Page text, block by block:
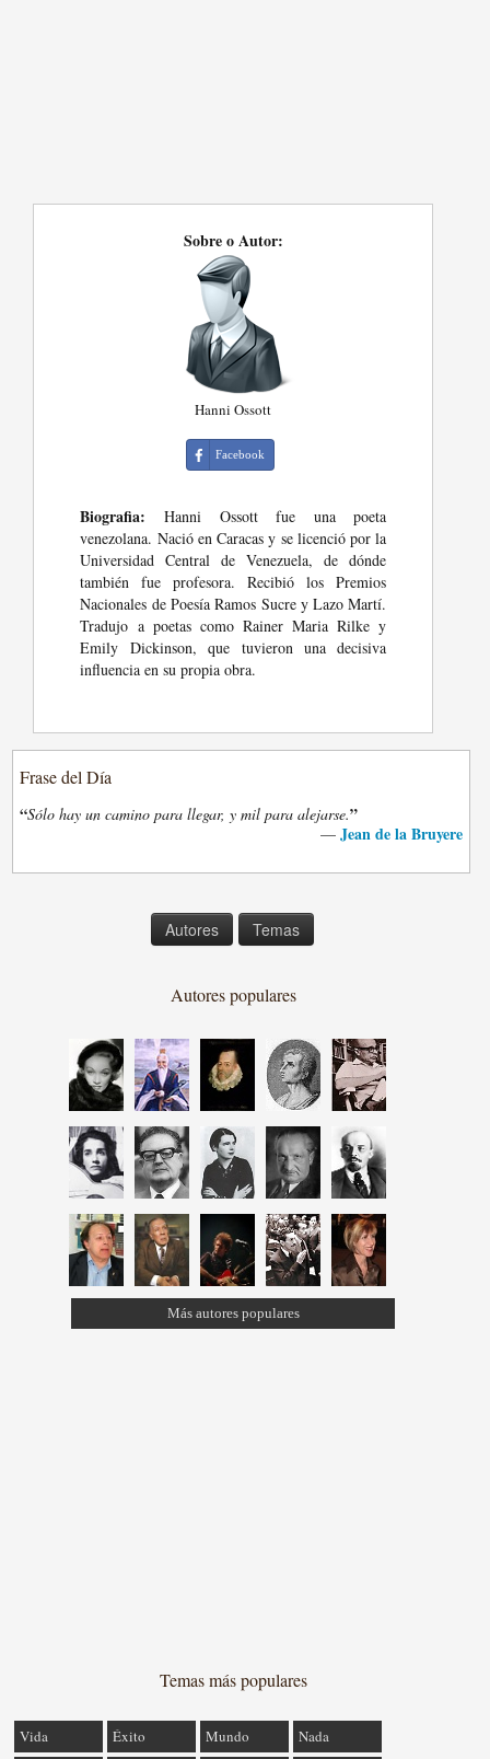
Sobre o Autor:
Hanni Ossott
Facebook
Biografia: Hanni Ossott fue una poeta
venezolana. Nació en Caracas y se licenció por la
Universidad Central de Venezuela, de dónde
también fue profesora. Recibió los Premios
Nacionales de Poesía Ramos Sucre y Lazo Martí.
Tradujo a poetas como Rainer Maria Rilke y
Emily Dickinson, que tuvieron una decisiva
influencia en su propia obra.
Frase del Día
“Sólo hay un camino para llegar, y mil para alejarse.”
— Jean de la Bruyere
Autores Temas
Autores populares
Más autores populares
Temas más populares
Vida Éxito Mundo Nada